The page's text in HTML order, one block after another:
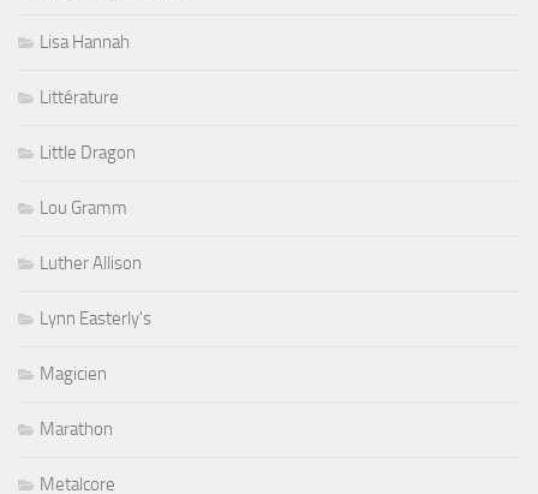
Lisa Hannah
Littérature
Little Dragon
Lou Gramm
Luther Allison
Lynn Easterly's
Magicien
Marathon
Metalcore